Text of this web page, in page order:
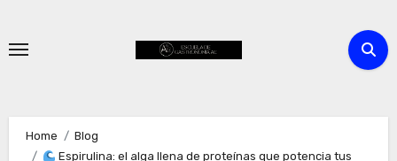
content
Home
Blog
Espirulina: el alga llena de proteínas que potencia tus